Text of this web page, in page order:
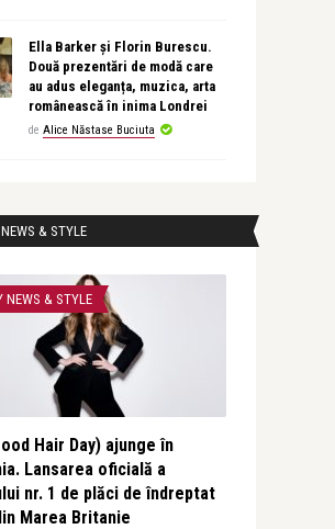
Ella Barker și Florin Burescu.
Două prezentări de modă care
au adus eleganța, muzica, arta
românească în inima Londrei
de Alice Năstase Buciuta
& STYLE
NEWS & STYLE
Hair Day) ajunge în
Lansarea oficială a
nr. 1 de plăci de îndreptat
Marea Britanie